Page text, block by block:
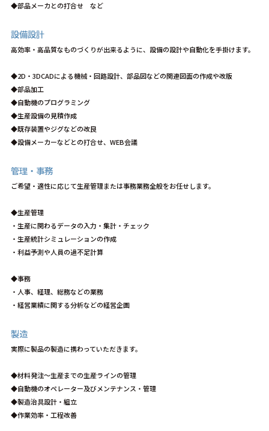
◆部品メーカとの打合せ など
設備設計
高効率・高品質なものづくりが出来るように、設備の設計や自動化を手掛けます。
◆2D・3DCADによる機械・回路設計、部品図などの関連図面の作成や改版
◆部品加工
◆自動機のプログラミング
◆生産設備の見積作成
◆既存装置やジグなどの改良
◆設備メーカーなどとの打合せ、WEB会議
管理・事務
ご希望・適性に応じて生産管理または事務業務全般をお任せします。
◆生産管理
・生産に関わるデータの入力・集計・チェック
・生産統計シミュレーションの作成
・利益予測や人員の過不足計算
◆事務
・人事、経理、総務などの業務
・経営業績に関する分析などの経営企画
製造
実際に製品の製造に携わっていただきます。
◆材料発注～生産までの生産ラインの管理
◆自動機のオペレーター及びメンテナンス・管理
◆製造治具設計・組立
◆作業効率・工程改善